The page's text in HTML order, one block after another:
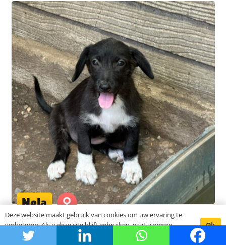
Nela
Deze website maakt gebruik van cookies om uw ervaring te
verbeteren. Als u deze site blijft gebruiken, gaat u ermee
akkoord.
Ok